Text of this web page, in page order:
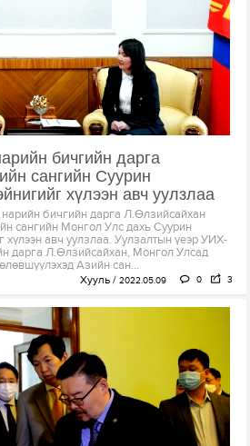
бичгийн дарга
сангийн Суурин
хүлээн авч уулзлаа
бичгийн дарга Л.Өлзийсайхан
сангийн Монгол Улс дахь Суурин
хүлээн авч уулзлаа. Уулзалтын үеэр УИХ-
дарга Л.Өлзийсайхан, Монгол Улсад
Азийн сан...
Хууль 2022.05.09 0 3